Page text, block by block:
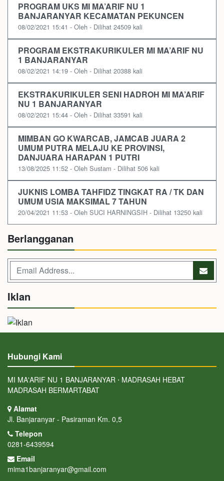
PROGRAM UKS MI MA’ARIF NU 1
BANJARANYAR KECAMATAN PEKUNCEN
08/02/2021 15:41 - Oleh - Dilihat 24509 kali
PROGRAM EKSTRAKURIKULER MI MA’ARIF NU
1 BANJARANYAR
08/02/2021 14:19 - Oleh - Dilihat 20388 kali
EKSTRAKURIKULER SENI HADROH MI MA’ARIF
NU 1 BANJARANYAR
08/02/2021 15:44 - Oleh - Dilihat 33591 kali
MIMBAN GO KWARCAB, JAMCAB JUARA 2
UMUM PUTRA MELAJU KE PROVINSI,
DANJUARA HARAPAN 1 PUTRI
13/08/2025 11:52 - Oleh Sustam - Dilihat 506 kali
JUKNIS LOMBA TAHFIDZ TINGKAT RA / TK DAN
UMUM USIA MAKSIMAL 7 TAHUN
20/04/2021 11:53 - Oleh SUCI HARNINGSIH - Dilihat 13250 kali
Berlangganan
Iklan
Hubungi Kami
MI MA'ARIF NU 1 BANJARANYAR ⋅ MADRASAH HEBAT
MADRASAH BERMARTABAT
Alamat
Jl. Banjaranyar - Pasiraman Km. 0,5
Telepon
0281-6439594
Email
mima1banjaranyar@gmail.com